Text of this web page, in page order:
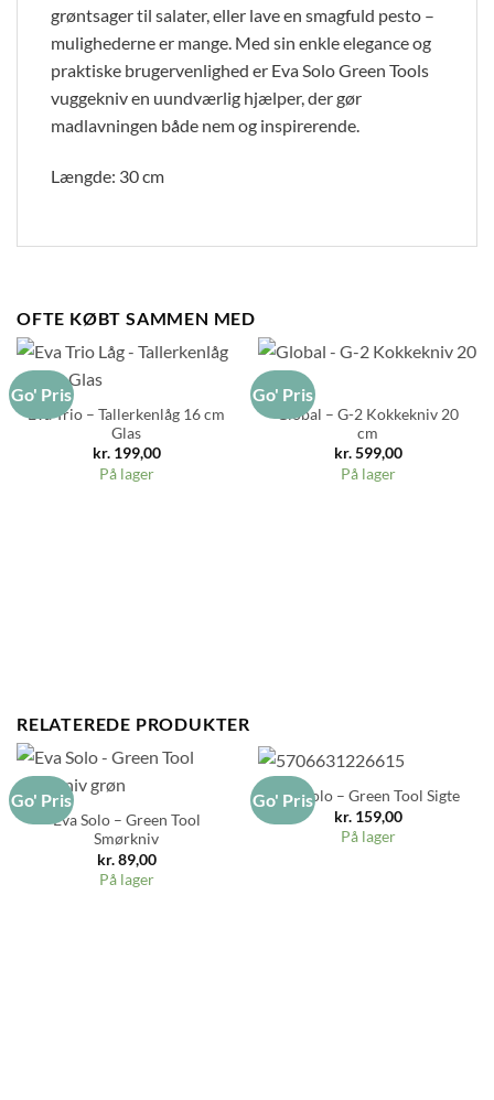
grøntsager til salater, eller lave en smagfuld pesto –
mulighederne er mange. Med sin enkle elegance og
praktiske brugervenlighed er Eva Solo Green Tools
vuggekniv en uundværlig hjælper, der gør
madlavningen både nem og inspirerende.
Længde: 30 cm
OFTE KØBT SAMMEN MED
Go' Pris
Eva Trio – Tallerkenlåg 16 cm
Glas
kr.199,00
På lager
Go' Pris
Global – G-2 Kokkekniv 20
cm
kr.599,00
På lager
RELATEREDE PRODUKTER
Go' Pris
Eva Solo – Green Tool
Smørkniv
kr.89,00
På lager
Go' Pris
Eva Solo – Green Tool Sigte
kr.159,00
På lager